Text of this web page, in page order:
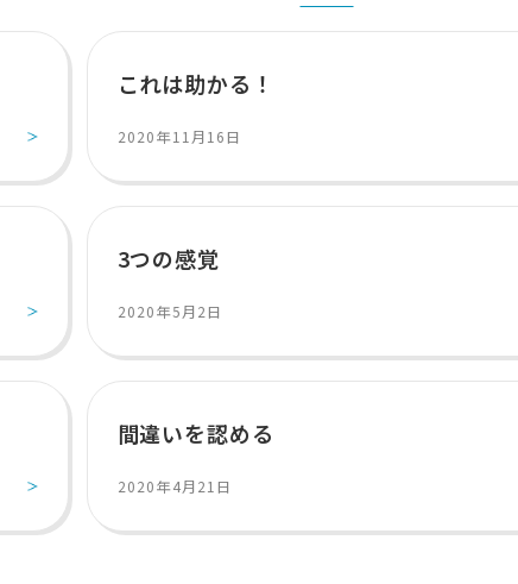
これは助かる！
2020年11月16日
3つの感覚
2020年5月2日
間違いを認める
2020年4月21日